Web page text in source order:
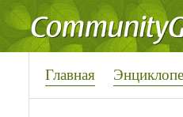
Главная